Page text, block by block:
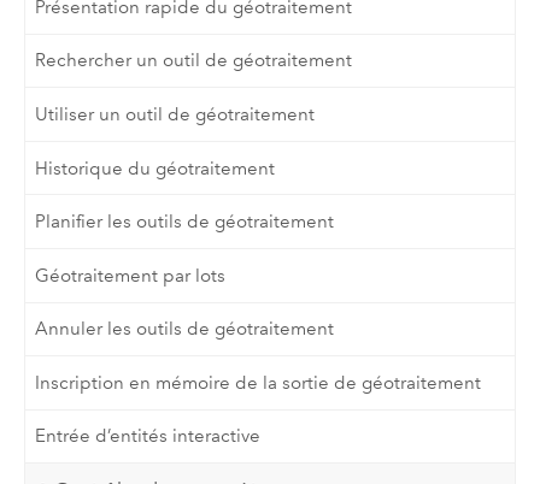
Présentation rapide du géotraitement
Rechercher un outil de géotraitement
Utiliser un outil de géotraitement
Historique du géotraitement
Planifier les outils de géotraitement
Géotraitement par lots
Annuler les outils de géotraitement
Inscription en mémoire de la sortie de géotraitement
Entrée d’entités interactive